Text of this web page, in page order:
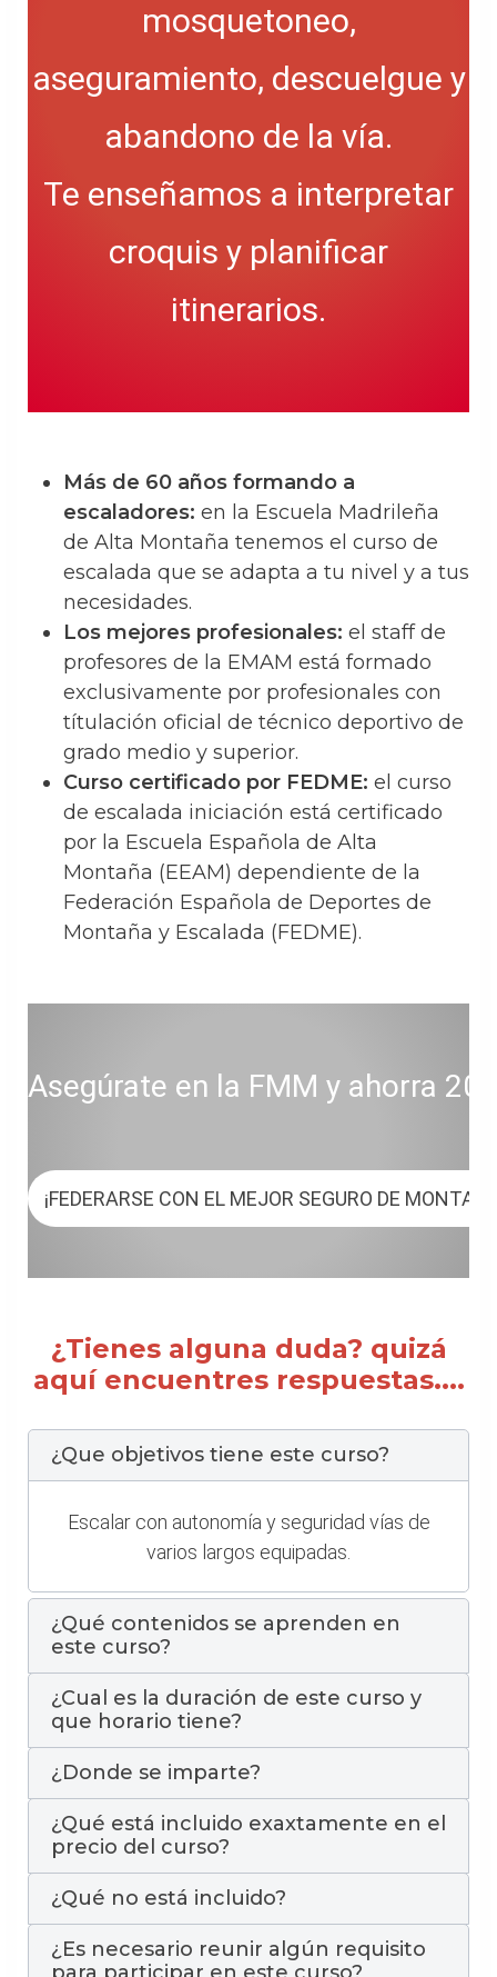
mosquetoneo,
aseguramiento, descuelgue y
abandono de la vía.
Te enseñamos a interpretar
croquis y planificar
itinerarios.
Más de 60 años formando a
escaladores: en la Escuela Madrileña
de Alta Montaña tenemos el curso de
escalada que se adapta a tu nivel y a tus
necesidades.
Los mejores profesionales: el staff de
profesores de la EMAM está formado
exclusivamente por profesionales con
títulación oficial de técnico deportivo de
grado medio y superior.
Curso certificado por FEDME: el curso
de escalada iniciación está certificado
por la Escuela Española de Alta
Montaña (EEAM) dependiente de la
Federación Española de Deportes de
Montaña y Escalada (FEDME).
Asegúrate en la FMM y ahorra
¡FEDERARSE CON EL MEJOR SEGURO DE
¿Tienes alguna duda? quizá
aquí encuentres respuestas....
¿Que objetivos tiene este curso?
Escalar con autonomía y seguridad vías de
varios largos equipadas.
¿Qué contenidos se aprenden en
este curso?
¿Cual es la duración de este curso y
que horario tiene?
¿Donde se imparte?
¿Qué está incluido exaxtamente en el
precio del curso?
¿Qué no está incluido?
¿Es necesario reunir algún requisito
para participar en este curso?